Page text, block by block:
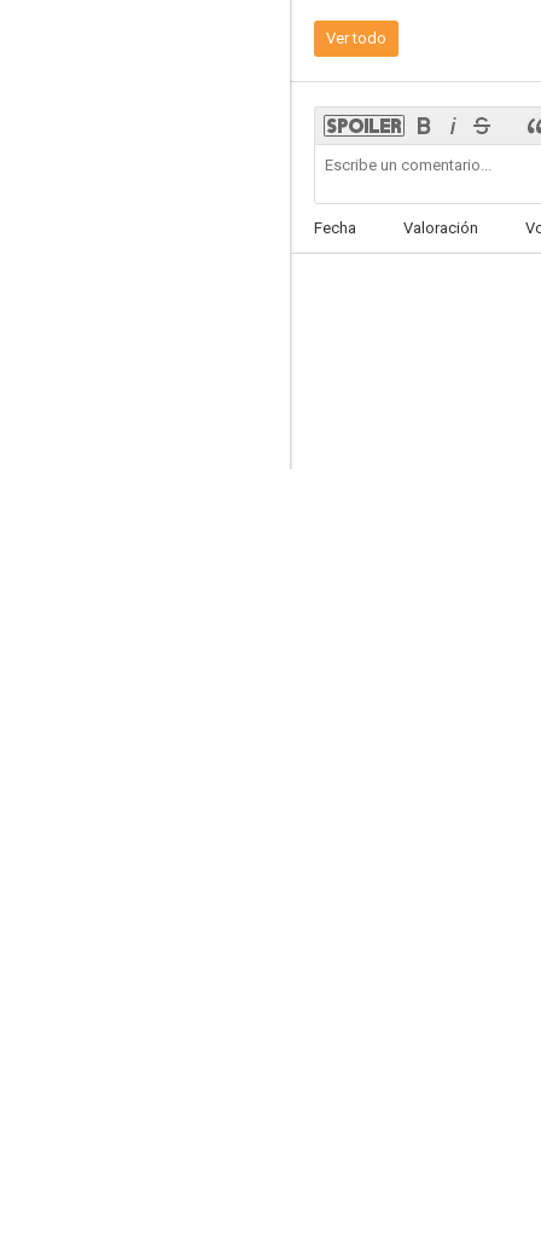
Ver todo
Fecha Valoración